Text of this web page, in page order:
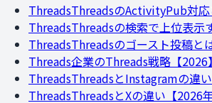
ThreadsThreadsのActivityPub対
ThreadsThreadsの検索で上位表示
ThreadsThreadsのゴースト投稿と
Threads企業のThreads戦略【
ThreadsThreadsとInstagramの違
ThreadsThreadsとXの違い【2026